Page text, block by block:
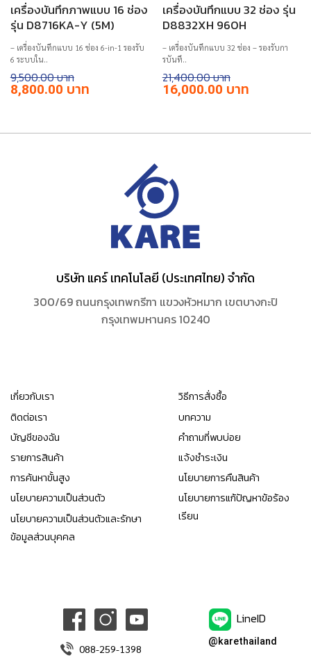
เครื่องบันทึกภาพแบบ 16 ช่อง
รุ่น D8716KA-Y (5M)
9,500.00
Original
price
8,800.00 Current
price
– เครื่องบันทึกแบบ 16 ช่อง 6-in-1 รองรับ
6 ระบบใน..
เครื่องบันทึกแบบ 32 ช่อง รุ่น
D8832XH 960H
21,400.00
Original
price
16,000.00 Current
price
– เครื่องบันทึกแบบ 32 ช่อง – รองรับกา
รบันทึ..
บริษัท แคร์ เทคโนโลยี (ประเทศไทย) จำกัด
300/69 ถนนกรุงเทพกรีฑา แขวงหัวหมาก เขตบางกะปิ
กรุงเทพมหานคร 10240
เกี่ยวกับเรา
ติดต่อเรา
บัญชีของฉัน
รายการสินค้า
การค้นหาขั้นสูง
นโยบายความเป็นส่วนตัว
นโยบายความเป็นส่วนตัวและรักษา
ข้อมูลส่วนบุคคล
วิธีการสั่งซื้อ
บทความ
คำถามที่พบบ่อย
แจ้งชำระเงิน
นโยบายการคืนสินค้า
นโยบายการแก้ปัญหาข้อร้อง
เรียน
088-259-1398
LineID
@karethailand